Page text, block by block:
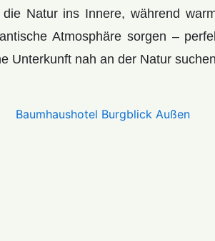
Natur ins Innere, während
Atmosphäre sorgen –
Unterkunft nah an der Natur